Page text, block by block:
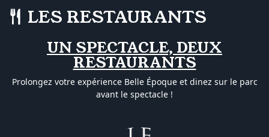
LES RESTAURANTS
UN SPECTACLE, DEUX
RESTAURANTS
Prolongez votre expérience Belle Époque et dinez sur le parc
avant le spectacle !